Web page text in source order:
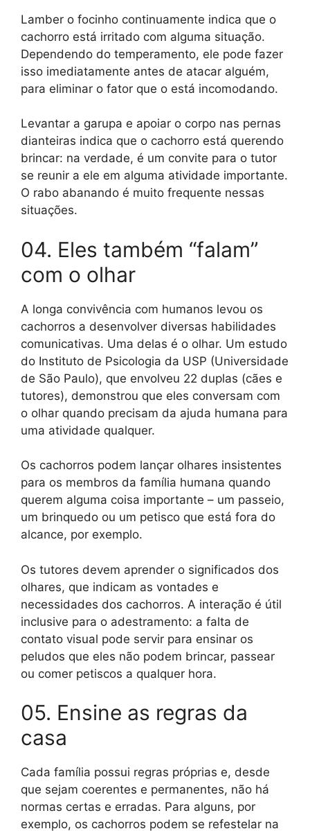
Lamber o focinho continuamente indica que o
cachorro está irritado com alguma situação.
Dependendo do temperamento, ele pode fazer
isso imediatamente antes de atacar alguém,
para eliminar o fator que o está incomodando.
Levantar a garupa e apoiar o corpo nas pernas
dianteiras indica que o cachorro está querendo
brincar: na verdade, é um convite para o tutor
se reunir a ele em alguma atividade importante.
O rabo abanando é muito frequente nessas
situações.
04. Eles também “falam”
com o olhar
A longa convivência com humanos levou os
cachorros a desenvolver diversas habilidades
comunicativas. Uma delas é o olhar. Um estudo
do Instituto de Psicologia da USP (Universidade
de São Paulo), que envolveu 22 duplas (cães e
tutores), demonstrou que eles conversam com
o olhar quando precisam da ajuda humana para
uma atividade qualquer.
Os cachorros podem lançar olhares insistentes
para os membros da família humana quando
querem alguma coisa importante – um passeio,
um brinquedo ou um petisco que está fora do
alcance, por exemplo.
Os tutores devem aprender o significados dos
olhares, que indicam as vontades e
necessidades dos cachorros. A interação é útil
inclusive para o adestramento: a falta de
contato visual pode servir para ensinar os
peludos que eles não podem brincar, passear
ou comer petiscos a qualquer hora.
05. Ensine as regras da
casa
Cada família possui regras próprias e, desde
que sejam coerentes e permanentes, não há
normas certas e erradas. Para alguns, por
exemplo, os cachorros podem se refestelar na